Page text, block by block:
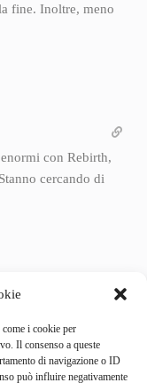
i cookie per
Il consenso a queste
di navigazione o ID
può influire negativamente
fine. Inoltre, meno
con Rebirth,
cercando di